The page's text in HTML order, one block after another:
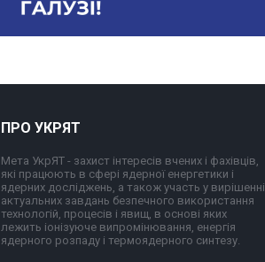
ПРО УКРЯТ
Мета УкрЯТ - захист інтересів вчених і фахівців,
які працюють в сфері ядерної енергетики і
ядерних досліджень, а також участь у вирішенні
актуальних завдань безпечного використання
технологій, процесів і явищ, в основі яких
лежить іонізуюче випромінювання, енергія
ядерного розпаду і термоядерного синтезу.